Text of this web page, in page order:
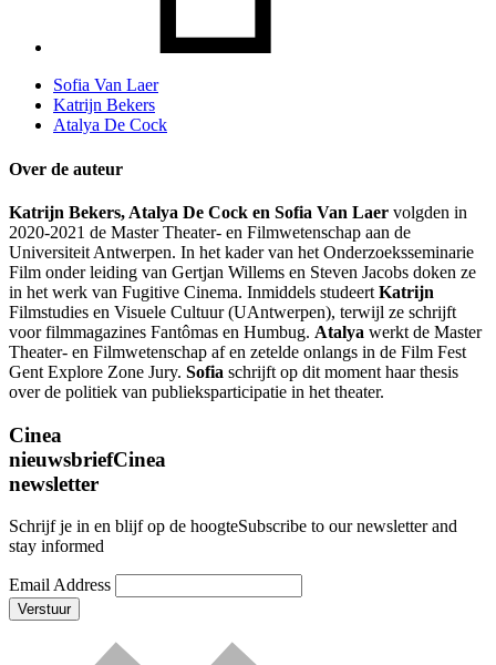
Sofia Van Laer
Katrijn Bekers
Atalya De Cock
Over de auteur
Katrijn Bekers, Atalya De Cock en Sofia Van Laer volgden in
2020-2021 de Master Theater- en Filmwetenschap aan de
Universiteit Antwerpen. In het kader van het Onderzoeksseminarie
Film onder leiding van Gertjan Willems en Steven Jacobs doken ze
in het werk van Fugitive Cinema. Inmiddels studeert Katrijn
Filmstudies en Visuele Cultuur (UAntwerpen), terwijl ze schrijft
voor filmmagazines Fantômas en Humbug. Atalya werkt de Master
Theater- en Filmwetenschap af en zetelde onlangs in de Film Fest
Gent Explore Zone Jury. Sofia schrijft op dit moment haar thesis
over de politiek van publieksparticipatie in het theater.
Cinea
nieuwsbriefCinea
newsletter
Schrijf je in en blijf op de hoogteSubscribe to our newsletter and
stay informed
Email Address